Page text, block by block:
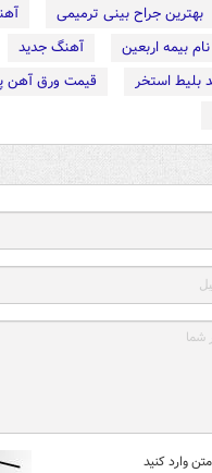
بهترین جراح بینی ترمیمی
بیمه اربعین
آهنگ جدید
بلیط استخر
قیمت ورق آهن
وارد کنید